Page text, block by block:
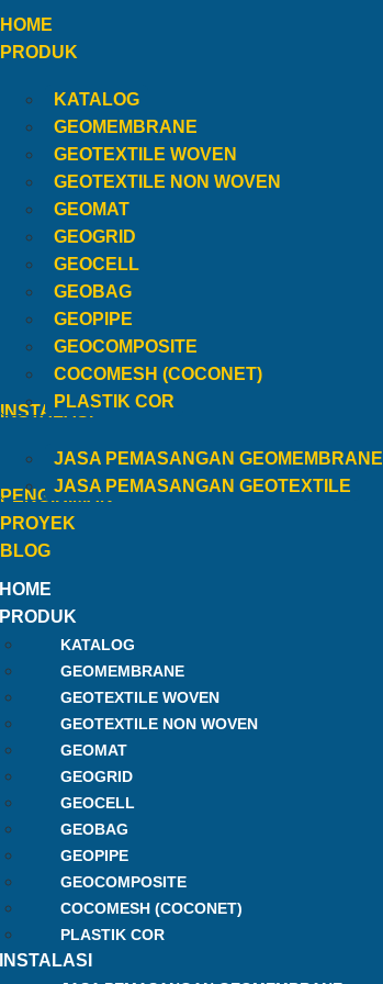
HOME
PRODUK
KATALOG
GEOMEMBRANE
GEOTEXTILE WOVEN
GEOTEXTILE NON WOVEN
GEOMAT
GEOGRID
GEOCELL
GEOBAG
GEOPIPE
GEOCOMPOSITE
COCOMESH (COCONET)
PLASTIK COR
INSTALASI
JASA PEMASANGAN GEOMEMBRANE
JASA PEMASANGAN GEOTEXTILE
PENGIRIMAN
PROYEK
BLOG
HOME
PRODUK
KATALOG
GEOMEMBRANE
GEOTEXTILE WOVEN
GEOTEXTILE NON WOVEN
GEOMAT
GEOGRID
GEOCELL
GEOBAG
GEOPIPE
GEOCOMPOSITE
COCOMESH (COCONET)
PLASTIK COR
INSTALASI